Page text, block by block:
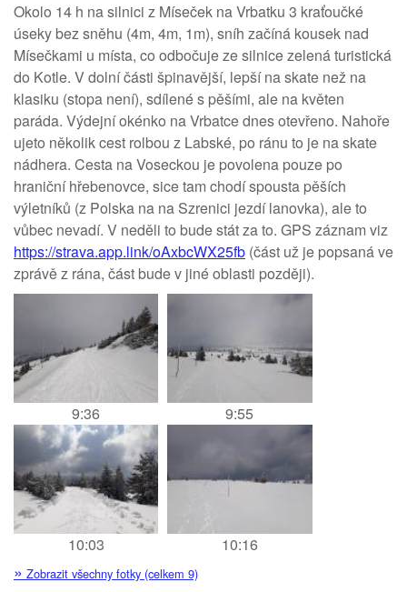
Okolo 14 h na silnici z Míseček na Vrbatku 3 kraťoučké
úseky bez sněhu (4m, 4m, 1m), sníh začíná kousek nad
Mísečkami u místa, co odbočuje ze silnice zelená turistická
do Kotle. V dolní části špinavější, lepší na skate než na
klasiku (stopa není), sdílené s pěšími, ale na květen
paráda. Výdejní okénko na Vrbatce dnes otevřeno. Nahoře
ujeto několik cest rolbou z Labské, po ránu to je na skate
nádhera. Cesta na Voseckou je povolena pouze po
hraniční hřebenovce, sice tam chodí spousta pěších
výletníků (z Polska na na Szrenici jezdí lanovka), ale to
vůbec nevadí. V neděli to bude stát za to. GPS záznam viz
https://strava.app.link/oAxbcWX25fb (část už je popsaná ve
zprávě z rána, část bude v jiné oblasti později).
9:36 9:55
10:03 10:16
» Zobrazit všechny fotky (celkem 9)